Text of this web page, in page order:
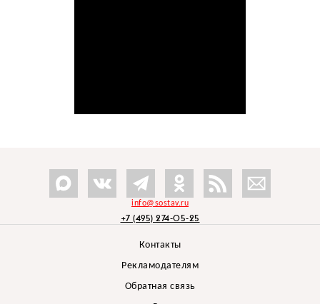
info@sostav.ru
+7 (495) 274-05-25
Контакты
Рекламодателям
Обратная связь